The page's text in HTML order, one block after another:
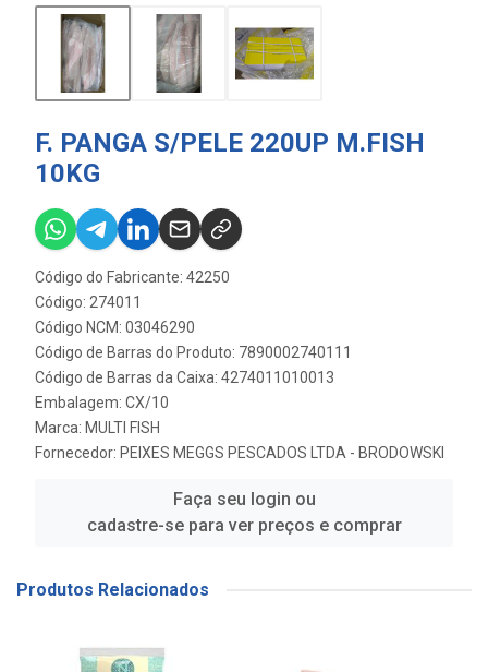
F. PANGA S/PELE 220UP M.FISH
10KG
Código do Fabricante: 42250
Código: 274011
Código NCM: 03046290
Código de Barras do Produto: 7890002740111
Código de Barras da Caixa: 4274011010013
Embalagem: CX/10
Marca: MULTI FISH
Fornecedor: PEIXES MEGGS PESCADOS LTDA - BRODOWSKI
Faça seu login ou
cadastre-se para ver preços e comprar
Produtos Relacionados